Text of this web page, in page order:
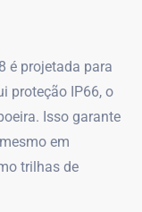
é projetada para
proteção IP66, o
Isso garante
em
trilhas de